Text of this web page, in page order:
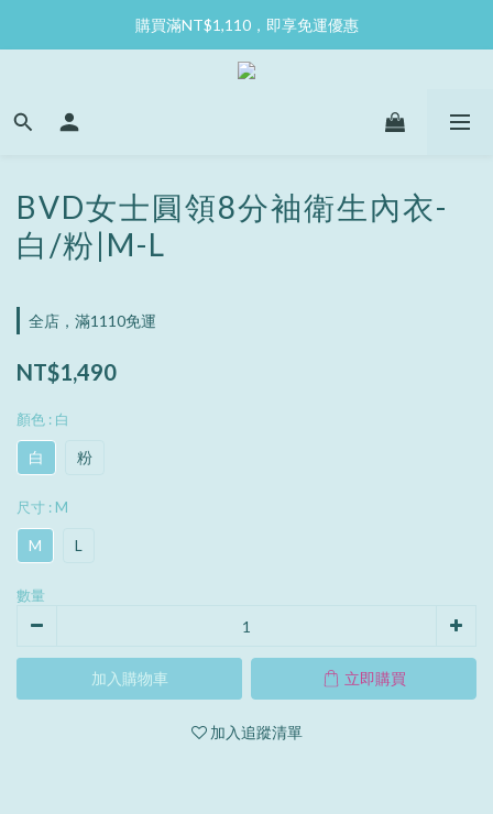
購買滿NT$1,110，即享免運優惠
BVD女士圓領8分袖衛生內衣-
白/粉|M-L
全店，滿1110免運
NT$1,490
顏色 : 白
白 粉
尺寸 : M
M L
數量
加入購物車 立即購買
加入追蹤清單